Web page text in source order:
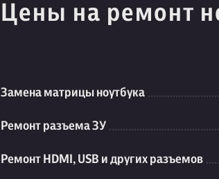
Цены на ремонт
Замена матрицы ноутбука
Ремонт разъема ЗУ
Ремонт HDMI, USB и других разъемов